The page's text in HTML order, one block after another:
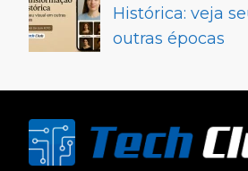
Histórica: veja
outras épocas